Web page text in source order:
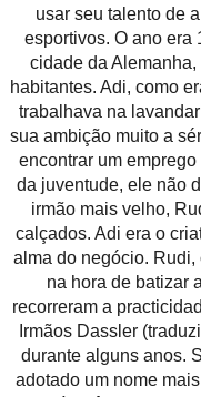
usar seu talento de
esportivos. O ano era
cidade da
habitantes. Adi, como
trabalhava na
sua ambição muito a
encontrar um
da juventude, ele não
irmão mais velho,
calçados. Adi era o
alma do negócio.
na hora de batizar
recorreram a
Irmãos Dassler
durante alguns anos.
adotado um nome